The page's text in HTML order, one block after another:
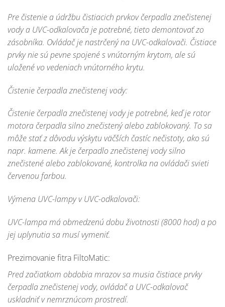
Pre čistenie a údržbu čistiacich prvkov čerpadla znečistenej
vody a UVC-odkalovača je potrebné, tieto demontovať zo
zásobníka. Ovládač je nastrčený na UVC-odkalovači. Čistiace
prvky nie sú pevne spojené s vnútorným krytom, ale sú
uložené vo vedeniach vnútorného krytu.
Čistenie čerpadla znečistenej vody:
Čistenie čerpadla znečistenej vody je potrebné, keď je rotor
motora čerpadla silno znečistený alebo zablokovaný. To sa
môže stať z dôvodu výskytu väčších častíc nečistoty, ako sú
napr. kamene. Ak je čerpadlo znečistenej vody silno
znečistené alebo zablokované, kontrolka na ovládači svieti
červenou farbou.
Výmena UVC-lampy v UVC-odkalovači:
UVC-lampa má obmedzenú dobu životnosti (8000 hod) a po
jej uplynutia sa musí vymeniť.
Prezimovanie fitra FiltoMatic:
Pred začiatkom obdobia mrazov sa musia čistiace prvky
čerpadla znečistenej vody, ovládač a UVC-odkalovač
uskladniť v nemrznúcom prostredí.